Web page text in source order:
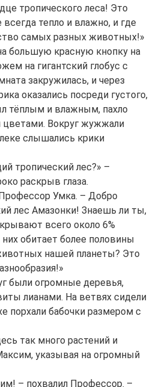
тропического леса! Это
тепло и влажно, и где
самых разных животных!»
большую красную кнопку на
на гигантский глобус с
закружилась, и через
оказались посреди густого,
тёплым и влажным, пахло
цветами. Вокруг жужжали
слышались крики
тропический лес?» –
раскрыв глаза.
Умка. – Добро
лес Амазонки! Знаешь ли ты,
всего около 6%
обитает более половины
нашей планеты? Это
были огромные деревья,
лианами. На ветвях сидели
порхали бабочки размером с
так много растений и
указывая на огромный
– похвалил Профессор. –